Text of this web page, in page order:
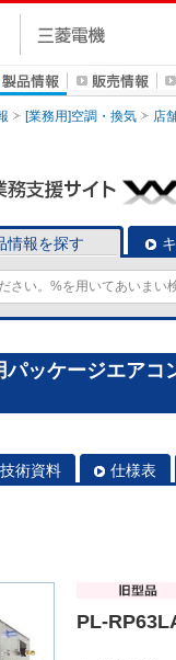
[業務用]空調・換気 店
情報を探す
パッケージエア
技術資料 仕様表
PL-